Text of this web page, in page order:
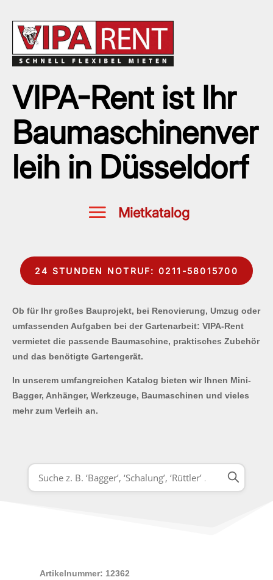
VIPA-Rent ist Ihr
Baumaschinenver
leih in Düsseldorf
24 STUNDEN NOTRUF: 0211-58015700
Ob für Ihr großes Bauprojekt, bei Renovierung, Umzug oder
umfassenden Aufgaben bei der Gartenarbeit: VIPA-Rent
vermietet die passende Baumaschine, praktisches Zubehör
und das benötigte Gartengerät.
In unserem umfangreichen Katalog bieten wir Ihnen Mini-
Bagger, Anhänger, Werkzeuge, Baumaschinen und vieles
mehr zum Verleih an.
Artikelnummer: 12362